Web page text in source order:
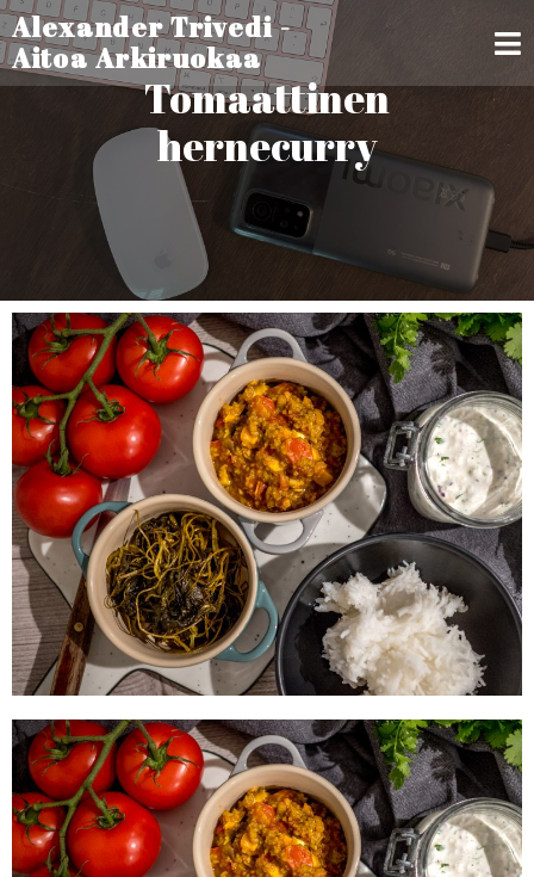
Alexander Trivedi -
Aitoa Arkiruokaa
Tomaattinen
hernecurry